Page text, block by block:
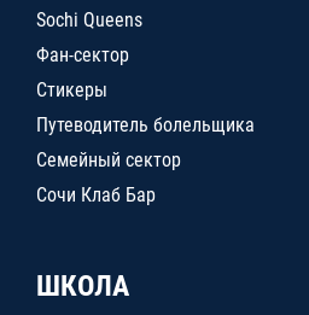
Sochi Queens
Фан-сектор
Стикеры
Путеводитель болельщика
Семейный сектор
Сочи Клаб Бар
ШКОЛА